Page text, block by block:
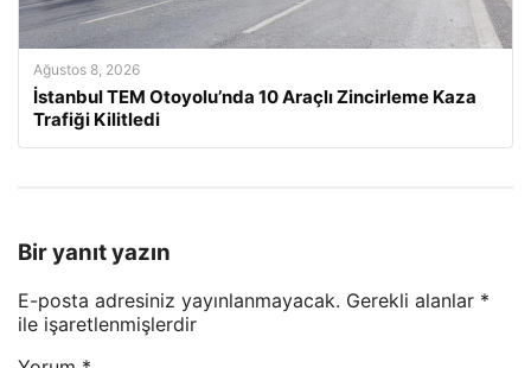
Ağustos 8, 2026
İstanbul TEM Otoyolu’nda 10 Araçlı Zincirleme Kaza
Trafiği Kilitledi
Bir yanıt yazın
E-posta adresiniz yayınlanmayacak. Gerekli alanlar *
ile işaretlenmişlerdir